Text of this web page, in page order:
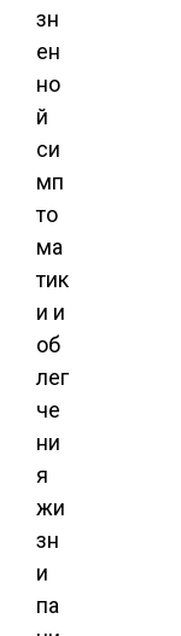
зн
ен
но
й
си
мп
то
ма
тик
и и
об
лег
че
ни
я
жи
зн
и
па